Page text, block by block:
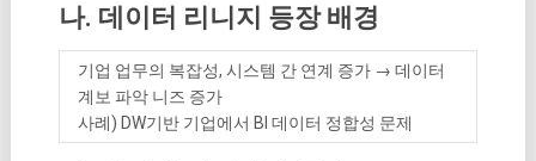
나. 데이터 리니지 등장 배경
기업 업무의 복잡성, 시스템 간 연계 증가 → 데이터
계보 파악 니즈 증가
사례) DW기반 기업에서 BI 데이터 정합성 문제